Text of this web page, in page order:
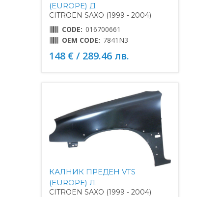
(EUROPE) Д.
CITROEN SAXO (1999 - 2004)
CODE: 016700661
OEM CODE: 7841N3
148 € / 289.46 лв.
КАЛНИК ПРЕДЕН VTS
(EUROPE) Л.
CITROEN SAXO (1999 - 2004)